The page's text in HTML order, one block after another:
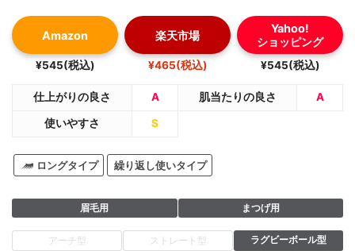
Amazon
¥545(税込)
楽天市場
¥465(税込)
Yahoo!
ショッピング
¥545(税込)
仕上がりの良さ A 肌当たりの良さ A
使いやすさ S
ロングタイプ 繰り返し使いタイプ
眉毛用 まつげ用
アーチ型 ストレート型 ラグビーボール型